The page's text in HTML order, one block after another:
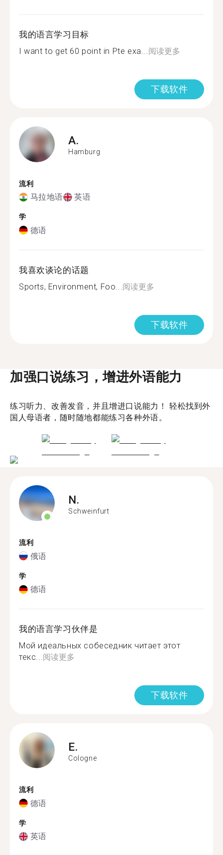
我的语言学习目标
I want to get 60 point in Pte exa... 阅读更多
下载软件
A.
Hamburg
流利
马拉地语 英语
学
德语
我喜欢谈论的话题
Sports, Environment, Foo... 阅读更多
下载软件
加强口说练习，增进外语能力
练习听力、改善发音，并且增进口说能力！ 轻松找到外
国人母语者，随时随地都能练习各种外语。
N.
Schweinfurt
流利
俄语
学
德语
我的语言学习伙伴是
Мой идеальных собеседник читает этот
текс...阅读更多
下载软件
E.
Cologne
流利
德语
学
英语